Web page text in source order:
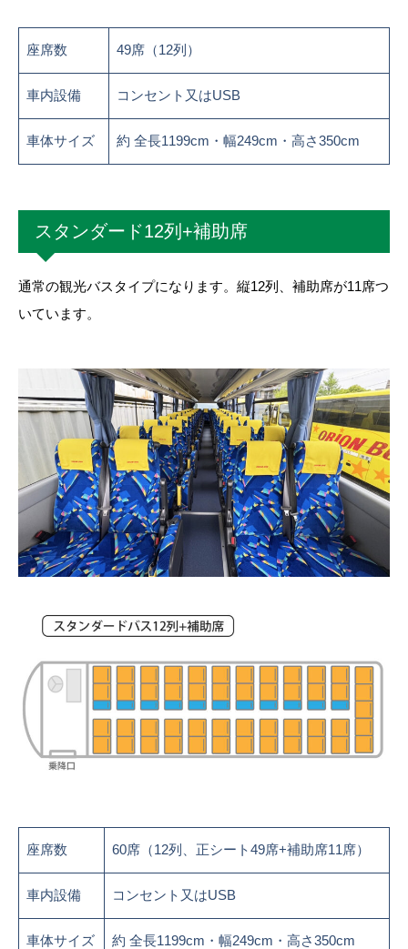
座席数 49席（12列）
車内設備 コンセント又はUSB
車体サイズ 約 全長1199cm・幅249cm・高さ350cm
スタンダード12列+補助席
通常の観光バスタイプになります。縦12列、補助席が11席つ
いています。
座席数 60席（12列、正シート49席+補助席11席）
車内設備 コンセント又はUSB
車体サイズ 約 全長1199cm・幅249cm・高さ350cm